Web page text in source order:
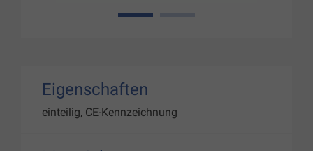
1
Eigenschaften
einteilig, CE-Kennzeichnung